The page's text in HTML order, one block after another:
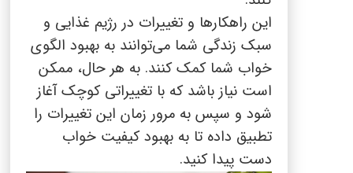
این راهکارها و تغییرات در رژیم غذایی و
سبک زندگی شما می‌توانند به بهبود الگوی
خواب شما کمک کنند. به هر حال، ممکن
است نیاز باشد که با تغییراتی کوچک آغاز
شود و سپس به مرور زمان این تغییرات را
تطبیق داده تا به بهبود کیفیت خواب
دست پیدا کنید.